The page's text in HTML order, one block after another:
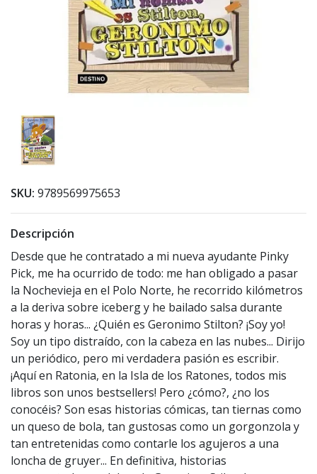
SKU: 9789569975653
Descripción
Desde que he contratado a mi nueva ayudante Pinky
Pick, me ha ocurrido de todo: me han obligado a pasar
la Nochevieja en el Polo Norte, he recorrido kilómetros
a la deriva sobre iceberg y he bailado salsa durante
horas y horas... ¿Quién es Geronimo Stilton? ¡Soy yo!
Soy un tipo distraído, con la cabeza en las nubes... Dirijo
un periódico, pero mi verdadera pasión es escribir.
¡Aquí en Ratonia, en la Isla de los Ratones, todos mis
libros son unos bestsellers! Pero ¿cómo?, ¿no los
conocéis? Son esas historias cómicas, tan tiernas como
un queso de bola, tan gustosas como un gorgonzola y
tan entretenidas como contarle los agujeros a una
loncha de gruyer... En definitiva, historias